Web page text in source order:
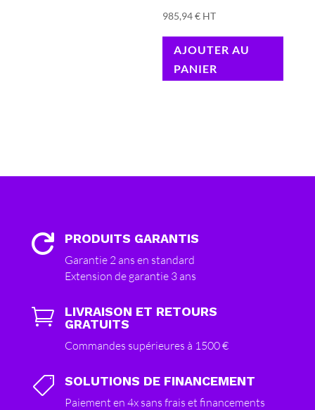
985,94€ HT
AJOUTER AU
PANIER
 PRODUITS GARANTIS
Garantie 2 ans en standard
Extension de garantie 3 ans

LIVRAISON ET RETOURS
GRATUITS
Commandes supérieures à 1500 €
 SOLUTIONS DE FINANCEMENT
Paiement en 4x sans frais et financements